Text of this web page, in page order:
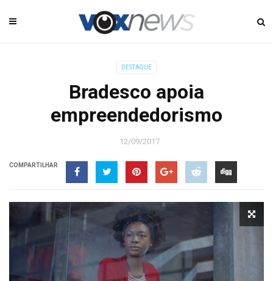
DESTAQUE
Bradesco apoia
empreendedorismo
12/09/2017
COMPARTILHAR